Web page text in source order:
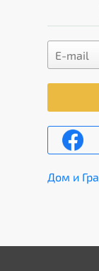
Дом и